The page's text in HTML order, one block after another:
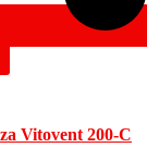
Vitovent 200-C